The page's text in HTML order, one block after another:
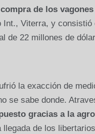
de los
Int., Viterra, y
de 22 millones de
la exacción de
se sabe donde.
gracias a la
de los